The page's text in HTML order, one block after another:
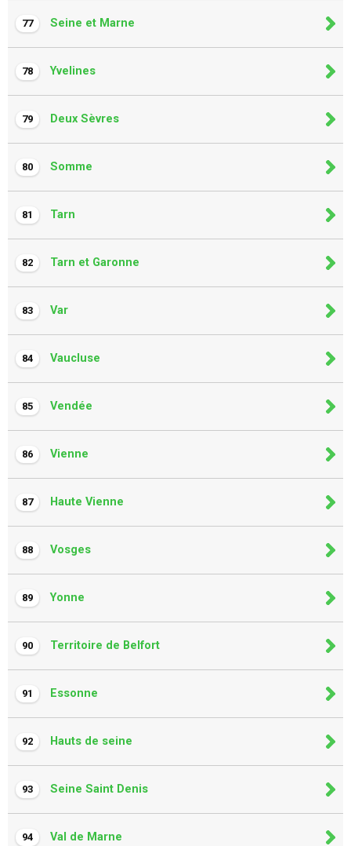
77 Seine et Marne
78 Yvelines
79 Deux Sèvres
80 Somme
81 Tarn
82 Tarn et Garonne
83 Var
84 Vaucluse
85 Vendée
86 Vienne
87 Haute Vienne
88 Vosges
89 Yonne
90 Territoire de Belfort
91 Essonne
92 Hauts de seine
93 Seine Saint Denis
94 Val de Marne